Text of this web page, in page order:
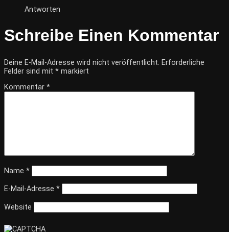
Antworten
Schreibe Einen Kommentar
Deine E-Mail-Adresse wird nicht veröffentlicht. Erforderliche
Felder sind mit * markiert
Kommentar *
Name *
E-Mail-Adresse *
Website